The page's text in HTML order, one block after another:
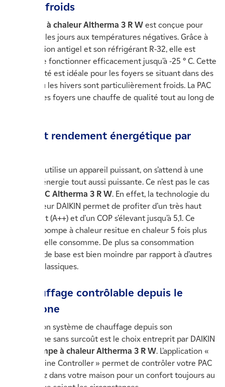
grands froids
pompe à chaleur Altherma 3 R W est conçue pour
supporter les jours aux températures négatives. Grâce à
sa protection antigel et son réfrigérant R-32, elle est
capable de fonctionner efficacement jusqu’à -25 ° C. Cette
particularité est idéale pour les foyers se situant dans des
régions où les hivers sont particulièrement froids. La PAC
offrira à ces foyers une chauffe de qualité tout au long de
Un haut rendement énergétique par
Quand on utilise un appareil puissant, on s’attend à une
facture d’énergie tout aussi puissante. Ce n’est pas le cas
PAC Altherma 3 R W. En effet, la technologie du
constructeur DAIKIN permet de profiter d’un très haut
rendement (A++) et d’un COP s’élevant jusqu’à 5,1. Ce
faisant la pompe à chaleur resitue en chaleur 5 fois plus
que ce qu’elle consomme. De plus sa consommation
d’énergie de base est bien moindre par rapport à d’autres
modèles classiques.
Le chauffage contrôlable depuis le
téléphone
Réguler son système de chauffage depuis son
smartphone sans surcoût est le choix entreprit par DAIKIN
pompe à chaleur Altherma 3 R W. L’application «
Daikin Online Controller » permet de contrôler votre PAC
d’où voulez dans votre maison pour un confort toujours au